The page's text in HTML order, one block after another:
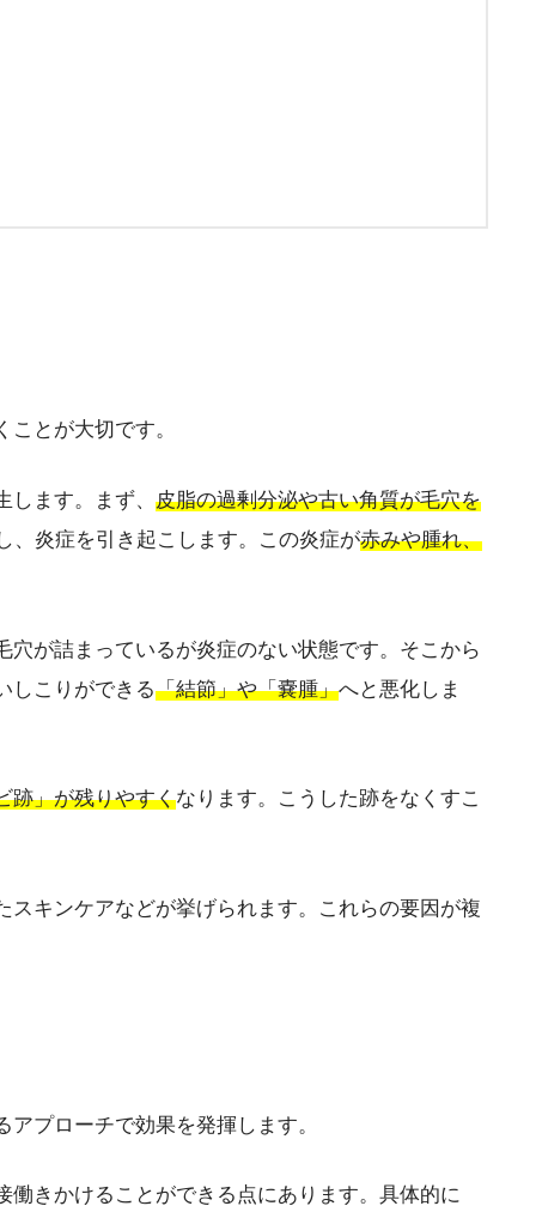
とが大切です。
ます。まず、 皮脂の過剰分泌や古い角質が毛穴を
、炎症を引き起こします。この炎症が赤みや腫れ、
が詰まっているが炎症のない状態です。そこから
しこりができる「結節」や「嚢腫」へと悪化しま
跡」が残りやすくなります。こうした跡をなくすこ
キンケアなどが挙げられます。これらの要因が複
プローチで効果を発揮します。
きかけることができる点にあります。具体的に